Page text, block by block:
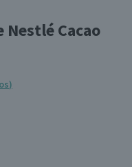
Nestlé Cacao
)